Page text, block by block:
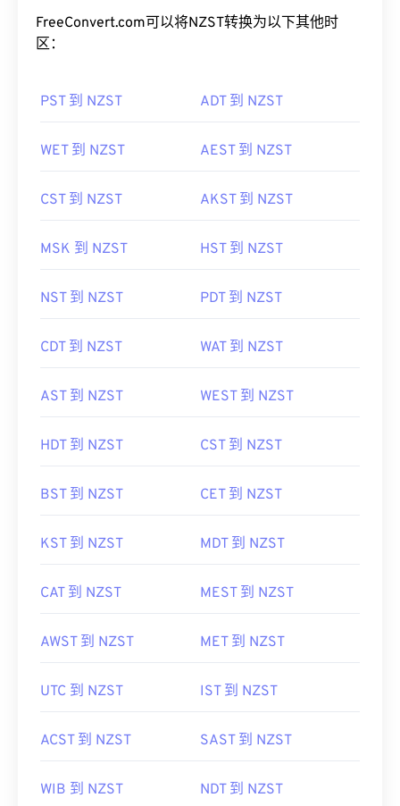
FreeConvert.com可以将NZST转换为以下其他时
区：
PST 到 NZST ADT 到 NZST
WET 到 NZST AEST 到 NZST
CST 到 NZST AKST 到 NZST
MSK 到 NZST HST 到 NZST
NST 到 NZST PDT 到 NZST
CDT 到 NZST WAT 到 NZST
AST 到 NZST WEST 到 NZST
HDT 到 NZST CST 到 NZST
BST 到 NZST CET 到 NZST
KST 到 NZST MDT 到 NZST
CAT 到 NZST MEST 到 NZST
AWST 到 NZST MET 到 NZST
UTC 到 NZST IST 到 NZST
ACST 到 NZST SAST 到 NZST
WIB 到 NZST NDT 到 NZST